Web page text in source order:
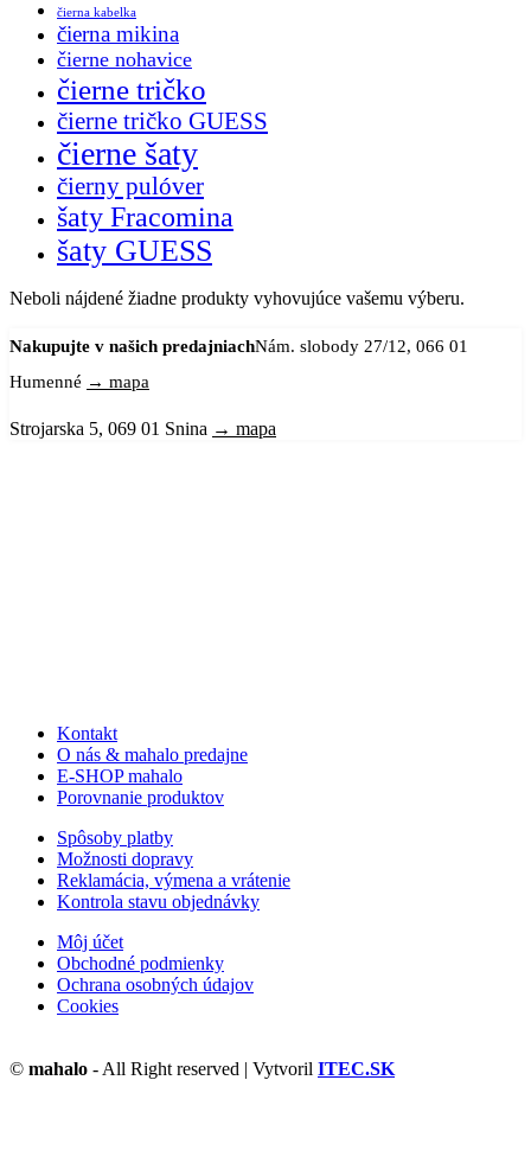
čierna kabelka
čierna mikina
čierne nohavice
čierne tričko
čierne tričko GUESS
čierne šaty
čierny pulóver
šaty Fracomina
šaty GUESS
Neboli nájdené žiadne produkty vyhovujúce vašemu výberu.
Nakupujte v našich predajniachNám. slobody 27/12, 066 01
Humenné → mapa
Strojarska 5, 069 01 Snina → mapa
Kontakt
O nás & mahalo predajne
E-SHOP mahalo
Porovnanie produktov
Spôsoby platby
Možnosti dopravy
Reklamácia, výmena a vrátenie
Kontrola stavu objednávky
Môj účet
Obchodné podmienky
Ochrana osobných údajov
Cookies
© mahalo - All Right reserved | Vytvoril ITEC.SK